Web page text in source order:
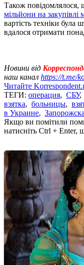
Також повідомлялося,
мільйони на закупівлі
вартість техніки
вдалося отримати
Новини від
наш канал https://t.me/
Читайте
ТЕГИ: операция, СБУ,
взятка, больницы,
в Украине,
Якщо ви помітили
натисніть Ctrl + Enter,